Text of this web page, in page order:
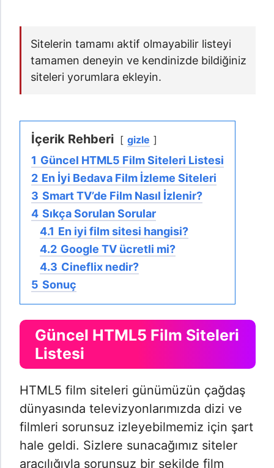
Sitelerin tamamı aktif olmayabilir listeyi
tamamen deneyin ve kendinizde bildiğiniz
siteleri yorumlara ekleyin.
İçerik Rehberi gizle
1 Güncel HTML5 Film Siteleri Listesi
2 En İyi Bedava Film İzleme Siteleri
3 Smart TV’de Film Nasıl İzlenir?
4 Sıkça Sorulan Sorular
4.1 En iyi film sitesi hangisi?
4.2 Google TV ücretli mi?
4.3 Cineflix nedir?
5 Sonuç
Güncel HTML5 Film Siteleri
Listesi
HTML5 film siteleri günümüzün çağdaş
dünyasında televizyonlarımızda dizi ve
filmleri sorunsuz izleyebilmemiz için şart
hale geldi. Sizlere sunacağımız siteler
aracılığıyla sorunsuz bir şekilde film